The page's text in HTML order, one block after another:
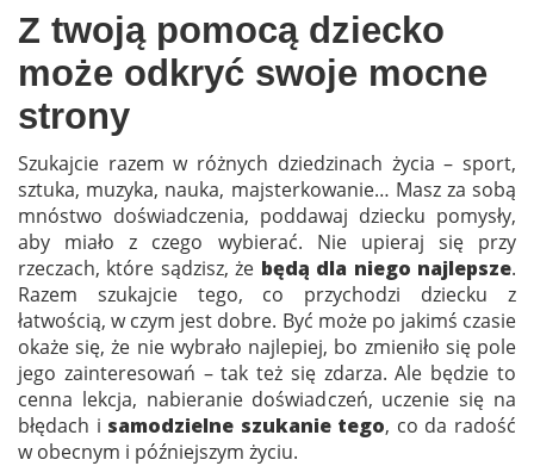
Z twoją pomocą dziecko
może odkryć swoje mocne
strony
Szukajcie razem w różnych dziedzinach życia – sport,
sztuka, muzyka, nauka, majsterkowanie… Masz za sobą
mnóstwo doświadczenia, poddawaj dziecku pomysły,
aby miało z czego wybierać. Nie upieraj się przy
rzeczach, które sądzisz, że będą dla niego najlepsze.
Razem szukajcie tego, co przychodzi dziecku z
łatwością, w czym jest dobre. Być może po jakimś czasie
okaże się, że nie wybrało najlepiej, bo zmieniło się pole
jego zainteresowań – tak też się zdarza. Ale będzie to
cenna lekcja, nabieranie doświadczeń, uczenie się na
błędach i samodzielne szukanie tego, co da radość
w obecnym i późniejszym życiu.